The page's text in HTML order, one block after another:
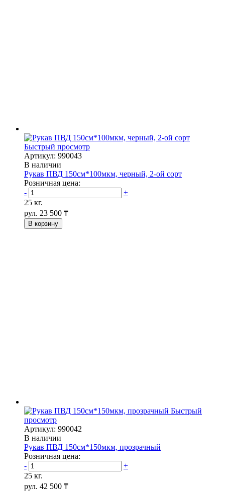
Быстрый просмотр
Артикул: 990043
В наличии
Рукав ПВД 150см*100мкм, черный, 2-ой сорт
Розничная цена:
-
+
25 кг.
рул. 23 500 ₸
В корзину
Быстрый
просмотр
Артикул: 990042
В наличии
Рукав ПВД 150см*150мкм, прозрачный
Розничная цена:
-
+
25 кг.
рул. 42 500 ₸